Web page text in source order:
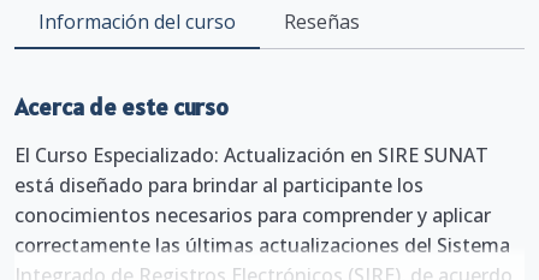
Información del curso Reseñas
Acerca de este curso
El Curso Especializado: Actualización en SIRE SUNAT
está diseñado para brindar al participante los
conocimientos necesarios para comprender y aplicar
correctamente las últimas actualizaciones del Sistema